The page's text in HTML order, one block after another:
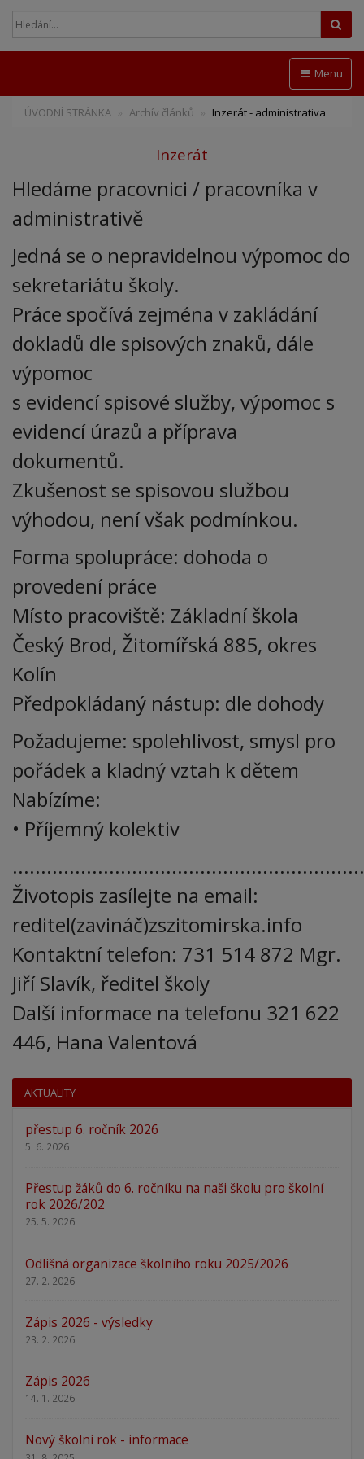
Menu
ÚVODNÍ STRÁNKA Archív článků Inzerát - administrativa
Inzerát
Hledáme pracovnici / pracovníka v
administrativě
Jedná se o nepravidelnou výpomoc do
sekretariátu školy.
Práce spočívá zejména v zakládání
dokladů dle spisových znaků, dále
výpomoc
s evidencí spisové služby, výpomoc s
evidencí úrazů a příprava
dokumentů.
Zkušenost se spisovou službou
výhodou, není však podmínkou.
Forma spolupráce: dohoda o
provedení práce
Místo pracoviště: Základní škola
Český Brod, Žitomířská 885, okres
Kolín
Předpokládaný nástup: dle dohody
Požadujeme: spolehlivost, smysl pro
pořádek a kladný vztah k dětem
Nabízíme:
• Příjemný kolektiv
Životopis zasílejte na email:
reditel(zavináč)zszitomirska.info
Kontaktní telefon: 731 514 872 Mgr.
Jiří Slavík, ředitel školy
Další informace na telefonu 321 622
446, Hana Valentová
AKTUALITY
přestup 6. ročník 2026
5. 6. 2026
Přestup žáků do 6. ročníku na naši školu pro školní
rok 2026/202
25. 5. 2026
Odlišná organizace školního roku 2025/2026
27. 2. 2026
Zápis 2026 - výsledky
23. 2. 2026
Zápis 2026
14. 1. 2026
Nový školní rok - informace